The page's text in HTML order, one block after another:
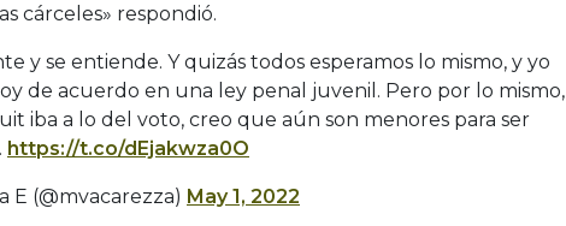
cárceles» respondió.
y se entiende. Y quizás todos esperamos lo mismo, y yo
de acuerdo en una ley penal juvenil. Pero por lo mismo,
iba a lo del voto, creo que aún son menores para ser
https://t.co/dEjakwza0O
E (@mvacarezza) May 1, 2022